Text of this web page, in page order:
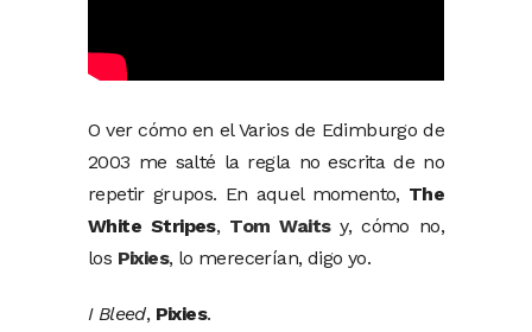
O ver cómo en el Varios de Edimburgo de
2003 me salté la regla no escrita de no
repetir grupos. En aquel momento, The
White Stripes, Tom Waitsy, cómo no,
los Pixies, lo merecerían, digo yo.
I Bleed, Pixies.